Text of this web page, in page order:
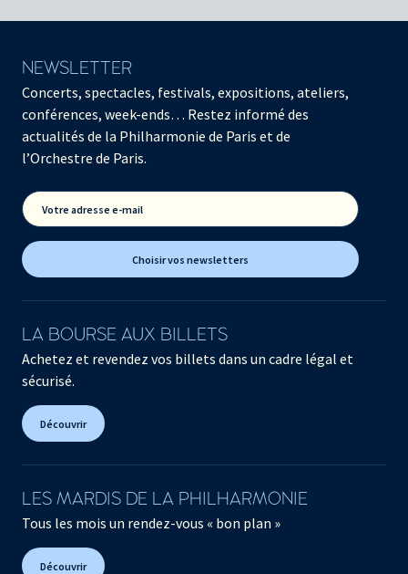
NEWSLETTER
Concerts, spectacles, festivals, expositions, ateliers,
conférences, week-ends… Restez informé des
actualités de la Philharmonie de Paris et de
l’Orchestre de Paris.
Votre adresse e-mail
Choisir vos newsletters
LA BOURSE AUX BILLETS
Achetez et revendez vos billets dans un cadre légal et
sécurisé.
Découvrir
LES MARDIS DE LA PHILHARMONIE
Tous les mois un rendez-vous « bon plan »
Découvrir